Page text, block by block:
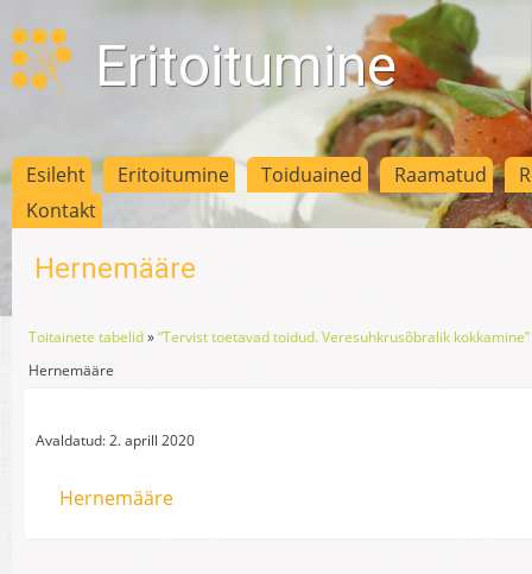
Eritoitumine
Esileht Eritoitumine Toiduained Raamatud
Kontakt
Hernemääre
Toitainete tabelid»“Tervist toetavad toidud. Veresuhkrusõbralik
Hernemääre
Avaldatud: 2. aprill 2020
Hernemääre